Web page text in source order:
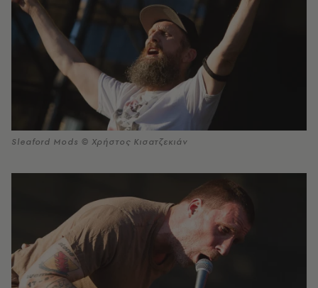
Sleaford Mods © Χρήστος Κισατζεκιάν